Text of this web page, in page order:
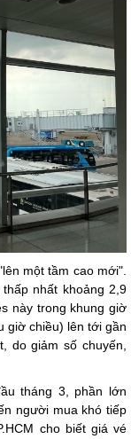
một tầm cao mới".
nhất khoảng 2,9
này trong khung giờ
giờ chiều) lên tới gần
do giảm số chuyến,
tháng 3, phần lớn
người mua khó tiếp
cho biết giá vé